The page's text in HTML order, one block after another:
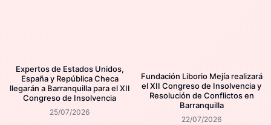
Expertos de Estados Unidos,
España y República Checa
llegarán a Barranquilla para el XII
Congreso de Insolvencia
25/07/2026
Fundación Liborio Mejía realizará
el XII Congreso de Insolvencia y
Resolución de Conflictos en
Barranquilla
22/07/2026